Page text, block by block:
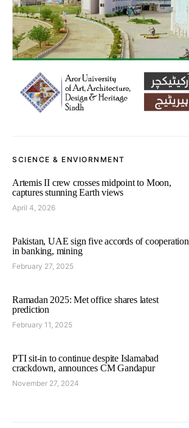
SCIENCE & ENVIORNMENT
Artemis II crew crosses midpoint to Moon,
captures stunning Earth views
April 4, 2026
Pakistan, UAE sign five accords of cooperation
in banking, mining
February 27, 2025
Ramadan 2025: Met office shares latest
prediction
February 11, 2025
PTI sit-in to continue despite Islamabad
crackdown, announces CM Gandapur
November 27, 2024